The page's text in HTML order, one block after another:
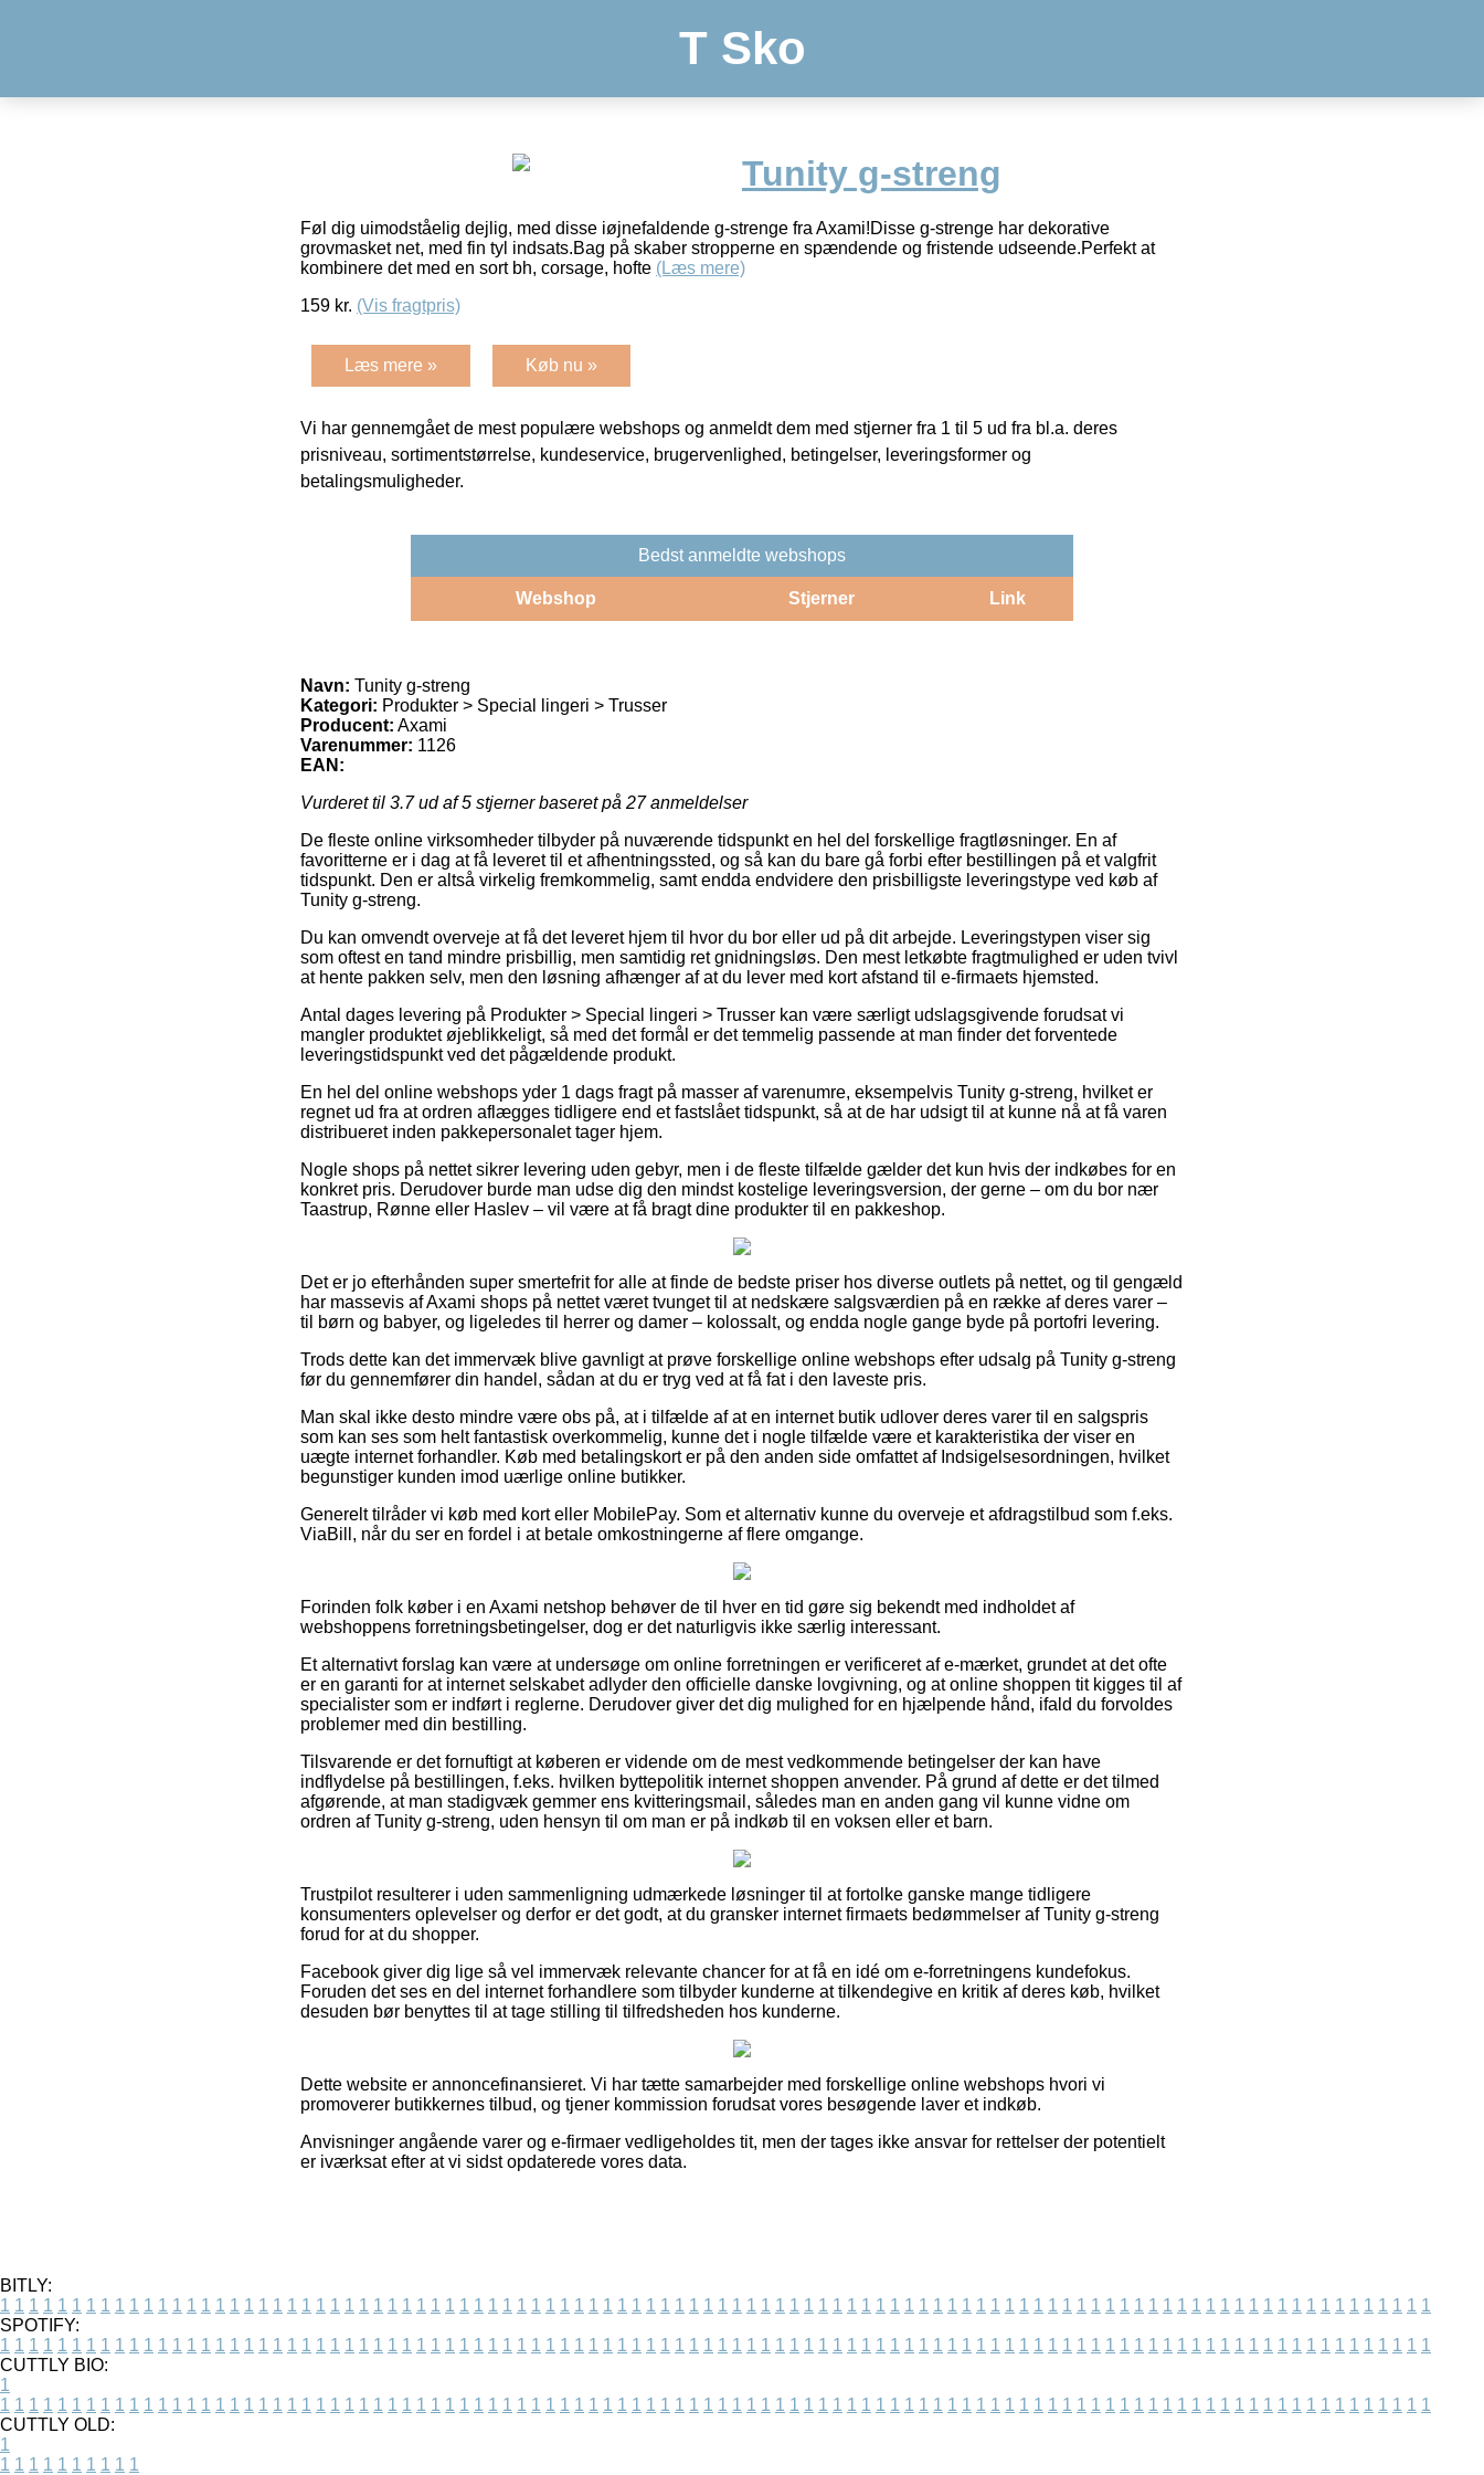
T Sko
Tunity g-streng
Føl dig uimodståelig dejlig, med disse iøjnefaldende g-strenge fra Axami!Disse g-strenge har dekorative
grovmasket net, med fin tyl indsats.Bag på skaber stropperne en spændende og fristende udseende.Perfekt at
kombinere det med en sort bh, corsage, hofte (Læs mere)
159 kr. (Vis fragtpris)
Læs mere » Køb nu »
Vi har gennemgået de mest populære webshops og anmeldt dem med stjerner fra 1 til 5 ud fra bl.a. deres
prisniveau, sortimentstørrelse, kundeservice, brugervenlighed, betingelser, leveringsformer og
betalingsmuligheder.
Bedst anmeldte webshops
Webshop Stjerner Link
Navn: Tunity g-streng
Kategori: Produkter > Special lingeri > Trusser
Producent: Axami
Varenummer: 1126
EAN:
Vurderet til 3.7ud af 5 stjerner baseret på 27anmeldelser
De fleste online virksomheder tilbyder på nuværende tidspunkt en hel del forskellige fragtløsninger. En af
favoritterne er i dag at få leveret til et afhentningssted, og så kan du bare gå forbi efter bestillingen på et valgfrit
tidspunkt. Den er altså virkelig fremkommelig, samt endda endvidere den prisbilligste leveringstype ved køb af
Tunity g-streng.
Du kan omvendt overveje at få det leveret hjem til hvor du bor eller ud på dit arbejde. Leveringstypen viser sig
som oftest en tand mindre prisbillig, men samtidig ret gnidningsløs. Den mest letkøbte fragtmulighed er uden tvivl
at hente pakken selv, men den løsning afhænger af at du lever med kort afstand til e-firmaets hjemsted.
Antal dages levering på Produkter > Special lingeri > Trusser kan være særligt udslagsgivende forudsat vi
mangler produktet øjeblikkeligt, så med det formål er det temmelig passende at man finder det forventede
leveringstidspunkt ved det pågældende produkt.
En hel del online webshops yder 1 dags fragt på masser af varenumre, eksempelvis Tunity g-streng, hvilket er
regnet ud fra at ordren aflægges tidligere end et fastslået tidspunkt, så at de har udsigt til at kunne nå at få varen
distribueret inden pakkepersonalet tager hjem.
Nogle shops på nettet sikrer levering uden gebyr, men i de fleste tilfælde gælder det kun hvis der indkøbes for en
konkret pris. Derudover burde man udse dig den mindst kostelige leveringsversion, der gerne – om du bor nær
Taastrup, Rønne eller Haslev – vil være at få bragt dine produkter til en pakkeshop.
Det er jo efterhånden super smertefrit for alle at finde de bedste priser hos diverse outlets på nettet, og til gengæld
har massevis af Axami shops på nettet været tvunget til at nedskære salgsværdien på en række af deres varer –
til børn og babyer, og ligeledes til herrer og damer – kolossalt, og endda nogle gange byde på portofri levering.
Trods dette kan det immervæk blive gavnligt at prøve forskellige online webshops efter udsalg på Tunity g-streng
før du gennemfører din handel, sådan at du er tryg ved at få fat i den laveste pris.
Man skal ikke desto mindre være obs på, at i tilfælde af at en internet butik udlover deres varer til en salgspris
som kan ses som helt fantastisk overkommelig, kunne det i nogle tilfælde være et karakteristika der viser en
uægte internet forhandler. Køb med betalingskort er på den anden side omfattet af Indsigelsesordningen, hvilket
begunstiger kunden imod uærlige online butikker.
Generelt tilråder vi køb med kort eller MobilePay. Som et alternativ kunne du overveje et afdragstilbud som f.eks.
ViaBill, når du ser en fordel i at betale omkostningerne af flere omgange.
Forinden folk køber i en Axami netshop behøver de til hver en tid gøre sig bekendt med indholdet af
webshoppens forretningsbetingelser, dog er det naturligvis ikke særlig interessant.
Et alternativt forslag kan være at undersøge om online forretningen er verificeret af e-mærket, grundet at det ofte
er en garanti for at internet selskabet adlyder den officielle danske lovgivning, og at online shoppen tit kigges til af
specialister som er indført i reglerne. Derudover giver det dig mulighed for en hjælpende hånd, ifald du forvoldes
problemer med din bestilling.
Tilsvarende er det fornuftigt at køberen er vidende om de mest vedkommende betingelser der kan have
indflydelse på bestillingen, f.eks. hvilken byttepolitik internet shoppen anvender. På grund af dette er det tilmed
afgørende, at man stadigvæk gemmer ens kvitteringsmail, således man en anden gang vil kunne vidne om
ordren af Tunity g-streng, uden hensyn til om man er på indkøb til en voksen eller et barn.
Trustpilot resulterer i uden sammenligning udmærkede løsninger til at fortolke ganske mange tidligere
konsumenters oplevelser og derfor er det godt, at du gransker internet firmaets bedømmelser af Tunity g-streng
forud for at du shopper.
Facebook giver dig lige så vel immervæk relevante chancer for at få en idé om e-forretningens kundefokus.
Foruden det ses en del internet forhandlere som tilbyder kunderne at tilkendegive en kritik af deres køb, hvilket
desuden bør benyttes til at tage stilling til tilfredsheden hos kunderne.
Dette website er annoncefinansieret. Vi har tætte samarbejder med forskellige online webshops hvori vi
promoverer butikkernes tilbud, og tjener kommission forudsat vores besøgende laver et indkøb.
Anvisninger angående varer og e-firmaer vedligeholdes tit, men der tages ikke ansvar for rettelser der potentielt
er iværksat efter at vi sidst opdaterede vores data.
BITLY:
1 1 1 1 1 1 1 1 1 1 1 1 1 1 1 1 1 1 1 1 1 1 1 1 1 1 1 1 1 1 1 1 1 1 1 1 1 1 1 1 1 1 1 1 1 1 1 1 1 1 1 1 1 1 1 1 1 1 1 1 1 1 1 1 1 1 1 1 1 1 1 1 1 1 1 1 1 1 1 1 1 1 1 1 1 1 1 1 1 1 1 1 1 1 1 1 1 1 1 1
SPOTIFY:
1 1 1 1 1 1 1 1 1 1 1 1 1 1 1 1 1 1 1 1 1 1 1 1 1 1 1 1 1 1 1 1 1 1 1 1 1 1 1 1 1 1 1 1 1 1 1 1 1 1 1 1 1 1 1 1 1 1 1 1 1 1 1 1 1 1 1 1 1 1 1 1 1 1 1 1 1 1 1 1 1 1 1 1 1 1 1 1 1 1 1 1 1 1 1 1 1 1 1 1
CUTTLY BIO:
1
1 1 1 1 1 1 1 1 1 1 1 1 1 1 1 1 1 1 1 1 1 1 1 1 1 1 1 1 1 1 1 1 1 1 1 1 1 1 1 1 1 1 1 1 1 1 1 1 1 1 1 1 1 1 1 1 1 1 1 1 1 1 1 1 1 1 1 1 1 1 1 1 1 1 1 1 1 1 1 1 1 1 1 1 1 1 1 1 1 1 1 1 1 1 1 1 1 1 1 1
CUTTLY OLD:
1
1 1 1 1 1 1 1 1 1 1